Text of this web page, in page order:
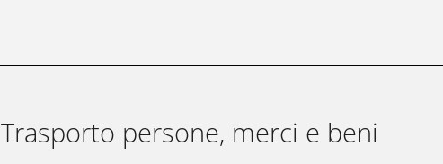
Trasporto persone, merci e beni